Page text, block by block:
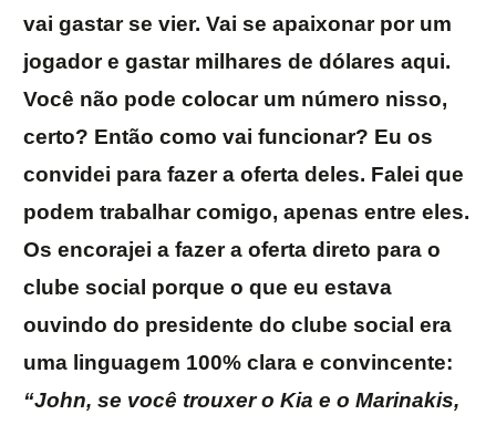
vai gastar se vier. Vai se apaixonar por um
jogador e gastar milhares de dólares aqui.
Você não pode colocar um número nisso,
certo? Então como vai funcionar? Eu os
convidei para fazer a oferta deles. Falei que
podem trabalhar comigo, apenas entre eles.
Os encorajei a fazer a oferta direto para o
clube social porque o que eu estava
ouvindo do presidente do clube social era
uma linguagem 100% clara e convincente:
“John, se você trouxer o Kia e o Marinakis,